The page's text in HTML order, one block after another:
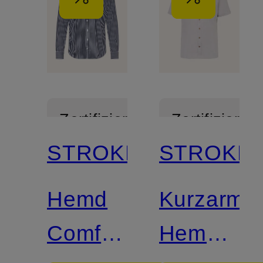
Zertifiziert
STROKESMAN'S
Hemd
Comfort
Zertifiziert
Kurzarm-
Hemd